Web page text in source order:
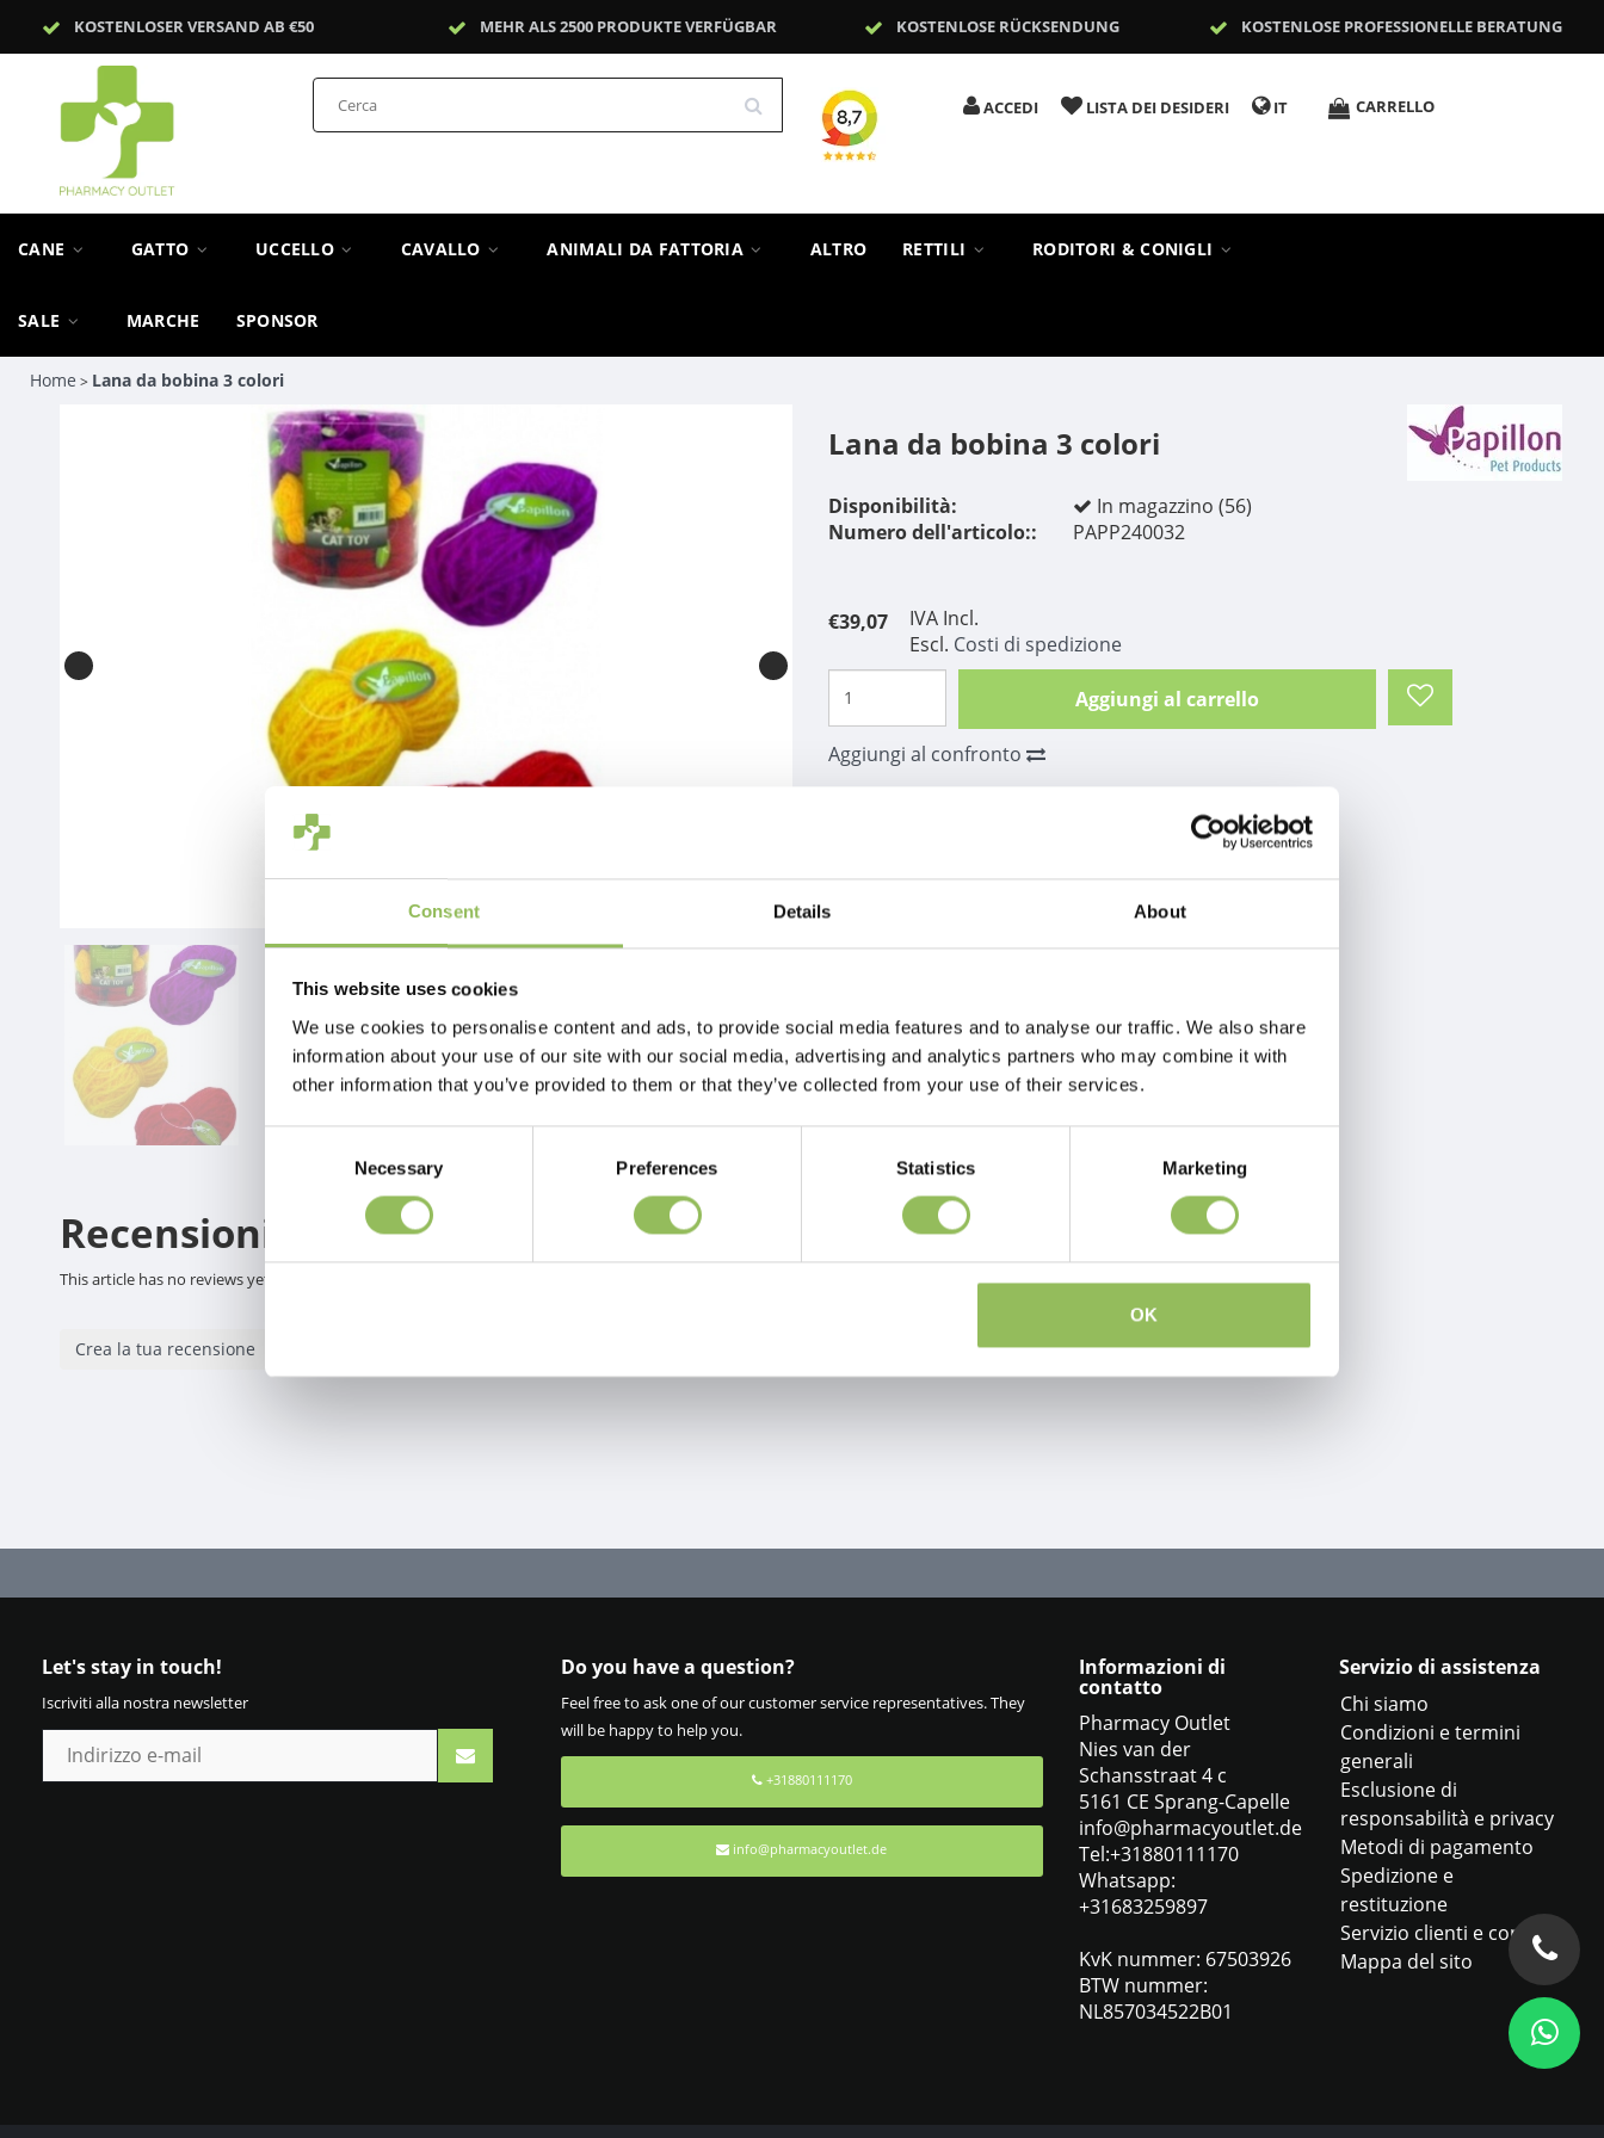
Consent Details About
This website uses cookies
We use cookies to personalise content and ads, to provide social media features and to analyse our traffic. We also share
information about your use of our site with our social media, advertising and analytics partners who may combine it with
other information that you’ve provided to them or that they’ve collected from your use of their services.
Necessary Preferences Statistics Marketing
OK
KOSTENLOSER VERSAND AB €50 MEHR ALS 2500 PRODUKTE VERFÜGBAR KOSTENLOSE RÜCKSENDUNG KOSTENLOSE PROFESSIONELLE BERATUNG
ACCEDI LISTA DEI DESIDERI IT CARRELLO
CANE GATTO UCCELLO CAVALLO ANIMALI DA FATTORIA ALTRO RETTILI RODITORI & CONIGLI
SALE MARCHE SPONSOR
Home > Lana da bobina 3 colori
Lana da bobina 3 colori
Disponibilità:
In magazzino (56)
Numero dell'articolo::
PAPP240032
€39,07
IVA Incl.
Escl. Costi di spedizione
Aggiungi al carrello
Aggiungi al confronto
Recensioni
This article has no reviews yet
Crea la tua recensione
Let's stay in touch!
Iscriviti alla nostra newsletter
Do you have a question?
Feel free to ask one of our customer service representatives. They
will be happy to help you.
+31880111170
info@pharmacyoutlet.de
Informazioni di
contatto
Pharmacy Outlet
Nies van der
Schansstraat 4 c
5161 CE Sprang-Capelle
info@pharmacyoutlet.de
Tel:+31880111170
Whatsapp:
+31683259897
KvK nummer: 67503926
BTW nummer:
NL857034522B01
Servizio di assistenza
Chi siamo
Condizioni e termini
generali
Esclusione di
responsabilità e privacy
Metodi di pagamento
Spedizione e
restituzione
Servizio clienti e contatti
Mappa del sito